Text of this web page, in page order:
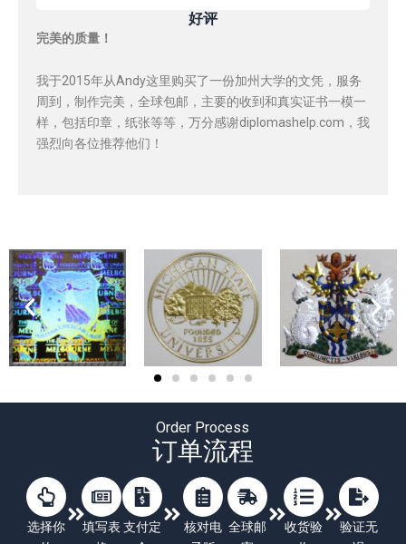
好评
完美的质量！
我于2015年从Andy这里购买了一份加州大学的文凭，服务
周到，制作完美，全球包邮，主要的收到和真实证书一模一
样，包括印章，纸张等等，万分感谢diplomashelp.com，我
强烈向各位推荐他们！
Order Process
订单流程
选择你
填写表 支付定
核对电 全球邮
收货验
验证无